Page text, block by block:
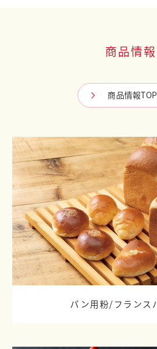
商品情報
商品情報
パン用粉/フランス